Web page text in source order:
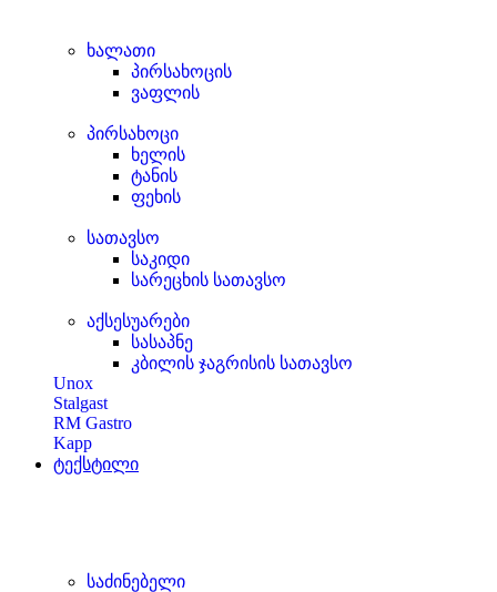
ხალათი
პირსახოცის
ვაფლის
პირსახოცი
ხელის
ტანის
ფეხის
სათავსო
საკიდი
სარეცხის სათავსო
აქსესუარები
სასაპნე
კბილის ჯაგრისის სათავსო
Unox
Stalgast
RM Gastro
Kapp
ტექსტილი
საძინებელი